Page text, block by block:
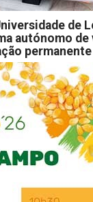
de
autónomo de
permanente